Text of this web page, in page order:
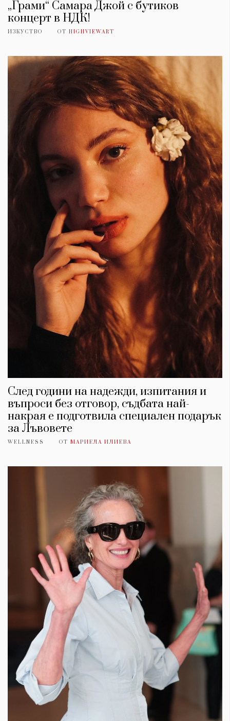
„Грами“ Самара Джой с бутиков
концерт в НДК!
ИЗКУСТВО ОТ HIGHVIEWART
След години на надежди, изпитания и
въпроси без отговор, съдбата най-
накрая е подготвила специален подарък
за Лъвовете
WELLNESS ОТ МАРИЕЛА ИЛИЕВА